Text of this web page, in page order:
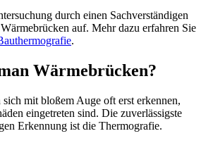
durch einen Sachverständigen
auf. Mehr dazu erfahren Sie
.
Wärmebrücken?
sich mit bloßem Auge oft erst erkennen,
eingetreten sind. Die zuverlässigste
Erkennung ist die Thermografie.